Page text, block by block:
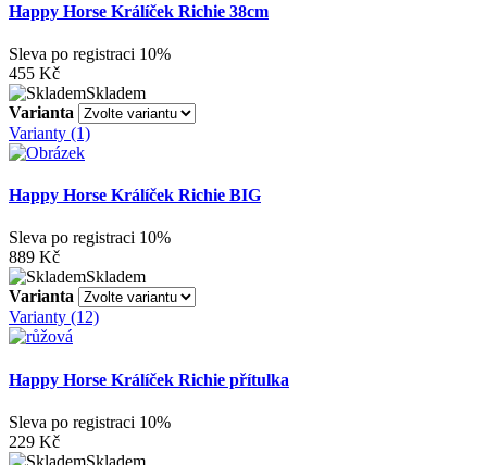
Happy Horse Králíček Richie 38cm
Sleva po registraci 10%
455 Kč
Skladem
Varianta
Varianty (1)
Happy Horse Králíček Richie BIG
Sleva po registraci 10%
889 Kč
Skladem
Varianta
Varianty (12)
Happy Horse Králíček Richie přítulka
Sleva po registraci 10%
229 Kč
Skladem